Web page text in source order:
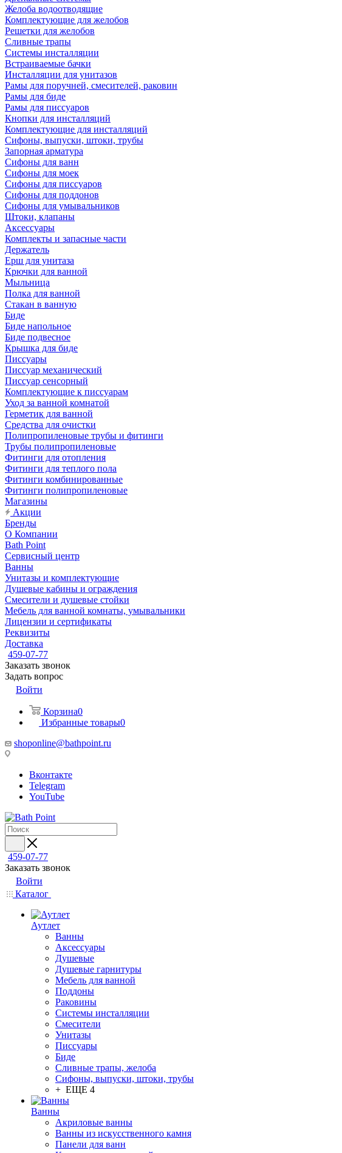
Желоба водоотводящие
Комплектующие для желобов
Решетки для желобов
Сливные трапы
Системы инсталляции
Встраиваемые бачки
Инсталляции для унитазов
Рамы для поручней, смесителей, раковин
Рамы для биде
Рамы для писсуаров
Кнопки для инсталляций
Комплектующие для инсталляций
Сифоны, выпуски, штоки, трубы
Запорная арматура
Сифоны для ванн
Сифоны для моек
Сифоны для писсуаров
Сифоны для поддонов
Сифоны для умывальников
Штоки, клапаны
Аксессуары
Комплекты и запасные части
Держатель
Ерш для унитаза
Крючки для ванной
Мыльница
Полка для ванной
Стакан в ванную
Биде
Биде напольное
Биде подвесное
Крышка для биде
Писсуары
Писсуар механический
Писсуар сенсорный
Комплектующие к писсуарам
Уход за ванной комнатой
Герметик для ванной
Средства для очистки
Полипропиленовые трубы и фитинги
Трубы полипропиленовые
Фитинги для отопления
Фитинги для теплого пола
Фитинги комбинированные
Фитинги полипропиленовые
Магазины
Акции
Бренды
О Компании
Bath Point
Сервисный центр
Ванны
Унитазы и комплектующие
Душевые кабины и ограждения
Смесители и душевые стойки
Мебель для ванной комнаты, умывальники
Лицензии и сертификаты
Реквизиты
Доставка
459-07-77
Заказать звонок
Задать вопрос
Войти
Корзина0
Избранные товары0
shoponline@bathpoint.ru
Вконтакте
Telegram
YouTube
459-07-77
Заказать звонок
Войти
Каталог
Аутлет
Ванны
Аксессуары
Душевые
Душевые гарнитуры
Мебель для ванной
Поддоны
Раковины
Системы инсталляции
Смесители
Унитазы
Писсуары
Биде
Сливные трапы, желоба
Сифоны, выпуски, штоки, трубы
+ ЕЩЕ 4
Ванны
Акриловые ванны
Ванны из искусственного камня
Панели для ванн